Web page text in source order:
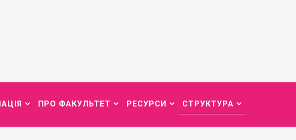
ПРО ФАКУЛЬТЕТ РЕСУРСИ СТРУКТУРА